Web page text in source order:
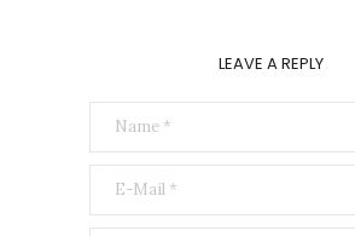
LEAVE A REPLY